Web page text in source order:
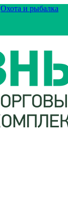
Охота и рыбалка